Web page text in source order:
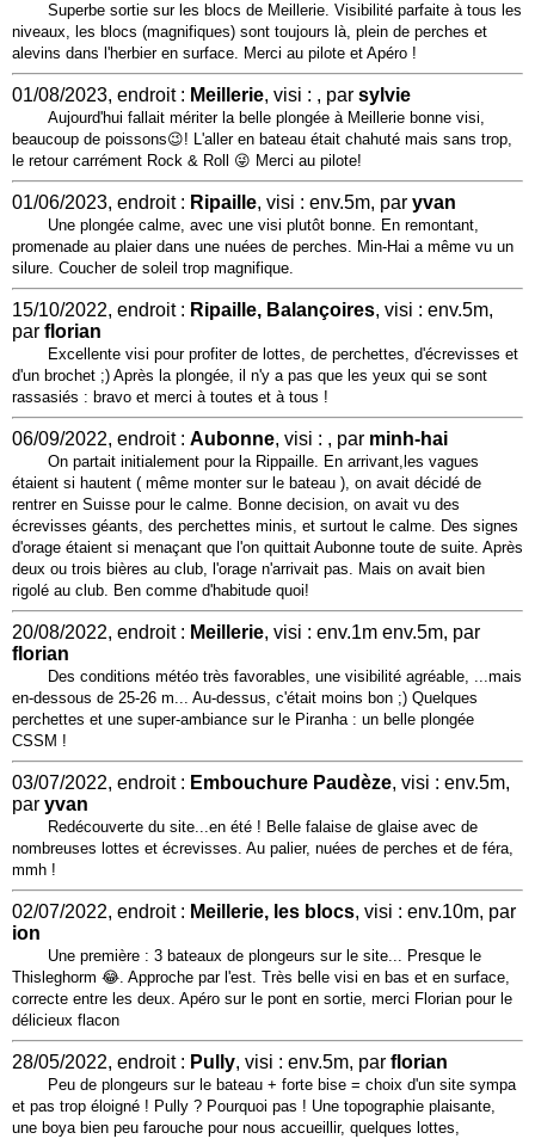
Superbe sortie sur les blocs de Meillerie. Visibilité parfaite à tous les
niveaux, les blocs (magnifiques) sont toujours là, plein de perches et
alevins dans l'herbier en surface. Merci au pilote et Apéro !
01/08/2023, endroit : Meillerie, visi : , par sylvie
Aujourd'hui fallait mériter la belle plongée à Meillerie bonne visi,
beaucoup de poissons😉! L'aller en bateau était chahuté mais sans trop,
le retour carrément Rock & Roll 😜 Merci au pilote!
01/06/2023, endroit : Ripaille, visi : env.5m, par yvan
Une plongée calme, avec une visi plutôt bonne. En remontant,
promenade au plaier dans une nuées de perches. Min-Hai a même vu un
silure. Coucher de soleil trop magnifique.
15/10/2022, endroit : Ripaille, Balançoires, visi : env.5m,
par florian
Excellente visi pour profiter de lottes, de perchettes, d'écrevisses et
d'un brochet ;) Après la plongée, il n'y a pas que les yeux qui se sont
rassasiés : bravo et merci à toutes et à tous !
06/09/2022, endroit : Aubonne, visi : , par minh-hai
On partait initialement pour la Rippaille. En arrivant,les vagues
étaient si hautent ( même monter sur le bateau ), on avait décidé de
rentrer en Suisse pour le calme. Bonne decision, on avait vu des
écrevisses géants, des perchettes minis, et surtout le calme. Des signes
d'orage étaient si menaçant que l'on quittait Aubonne toute de suite. Après
deux ou trois bières au club, l'orage n'arrivait pas. Mais on avait bien
rigolé au club. Ben comme d'habitude quoi!
20/08/2022, endroit : Meillerie, visi : env.1m env.5m, par
florian
Des conditions météo très favorables, une visibilité agréable, ...mais
en-dessous de 25-26 m... Au-dessus, c'était moins bon ;) Quelques
perchettes et une super-ambiance sur le Piranha : un belle plongée
CSSM !
03/07/2022, endroit : Embouchure Paudèze, visi : env.5m,
par yvan
Redécouverte du site...en été ! Belle falaise de glaise avec de
nombreuses lottes et écrevisses. Au palier, nuées de perches et de féra,
mmh !
02/07/2022, endroit : Meillerie, les blocs, visi : env.10m, par
ion
Une première : 3 bateaux de plongeurs sur le site... Presque le
Thisleghorm 😂. Approche par l'est. Très belle visi en bas et en surface,
correcte entre les deux. Apéro sur le pont en sortie, merci Florian pour le
délicieux flacon
28/05/2022, endroit : Pully, visi : env.5m, par florian
Peu de plongeurs sur le bateau + forte bise = choix d'un site sympa
et pas trop éloigné ! Pully ? Pourquoi pas ! Une topographie plaisante,
une boya bien peu farouche pour nous accueillir, quelques lottes,